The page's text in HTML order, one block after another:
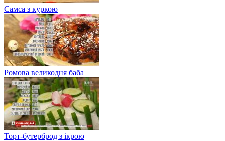
Самса з куркою
Ромова великодня баба
Торт-бутерброд з ікрою